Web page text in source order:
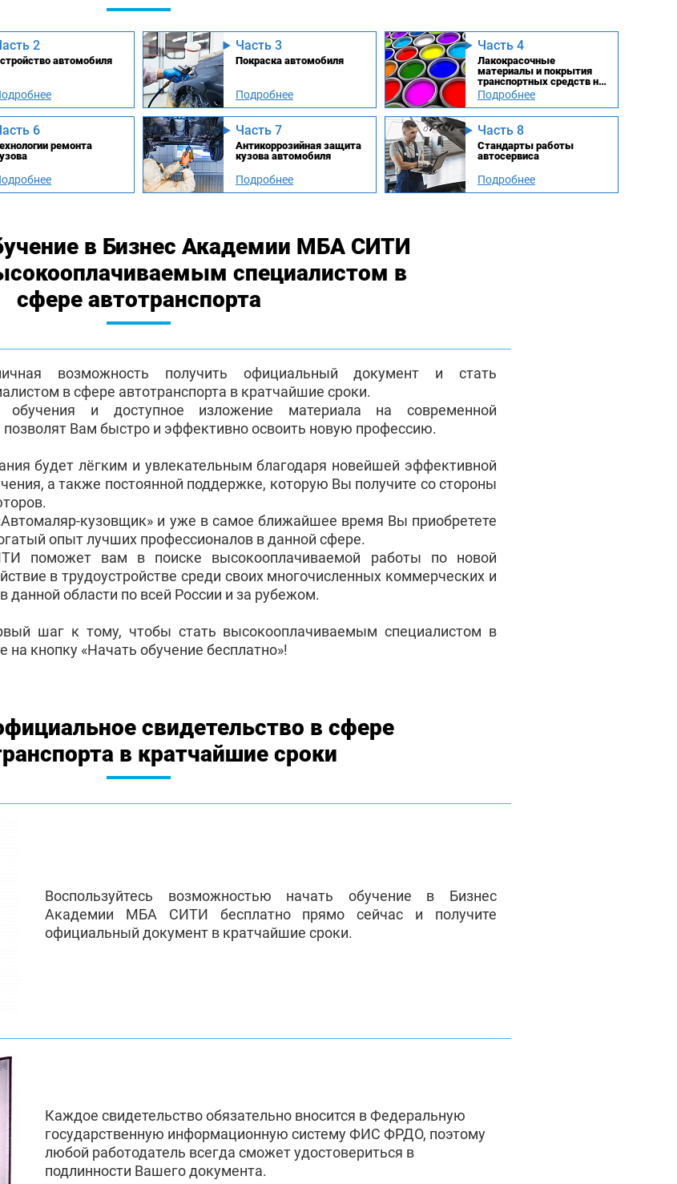
2
автомобиля
Часть 3
Покраска автомобиля
Подробнее
Часть 4
Лакокрасочные
материалы и покрытия
транспортных средств на
их основе
Подробнее
6
ремонта
Часть 7
Антикоррозийная защита
кузова автомобиля
Подробнее
Часть 8
Стандарты работы
автосервиса
Подробнее
в Бизнес Академии МБА СИТИ
специалистом в
сфере автотранспорта
возможность получить официальный документ и стать
в сфере автотранспорта в кратчайшие сроки.
обучения и доступное изложение материала на современной
Вам быстро и эффективно освоить новую профессию.
будет лёгким и увлекательным благодаря новейшей эффективной
а также постоянной поддержке, которую Вы получите со стороны
кузовщик» и уже в самое ближайшее время Вы приобретете
опыт лучших профессионалов в данной сфере.
поможет вам в поиске высокооплачиваемой работы по новой
в трудоустройстве среди своих многочисленных коммерческих и
данной области по всей России и за рубежом.
шаг к тому, чтобы стать высокооплачиваемым специалистом в
на кнопку «Начать обучение бесплатно»!
свидетельство в сфере
в кратчайшие сроки
Воспользуйтесь возможностью начать обучение в Бизнес
Академии МБА СИТИ бесплатно прямо сейчас и получите
официальный документ в кратчайшие сроки.
Каждое свидетельство обязательно вносится в Федеральную
государственную информационную систему ФИС ФРДО, поэтому
любой работодатель всегда сможет удостовериться в
подлинности Вашего документа.